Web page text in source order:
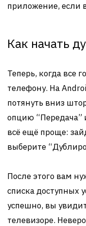
приложение, если
Как начать
Теперь, когда все
телефону. На
потянуть вниз
опцию “Передача”
всё ещё проще:
выберите
После этого вам
списка доступных
успешно, вы
телевизоре.